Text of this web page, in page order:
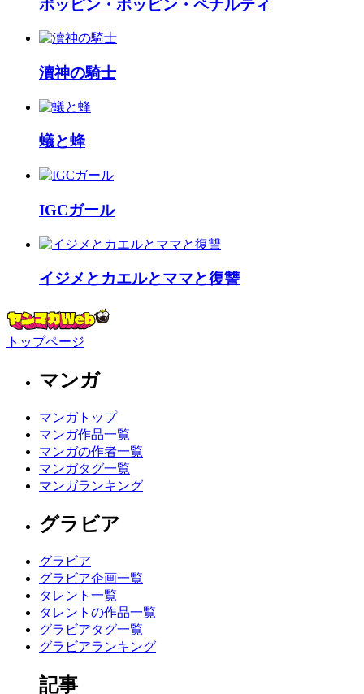
ポッピン・ポッピン・ペナルティ
瀆神の騎士
蟻と蜂
IGCガール
イジメとカエルとママと復讐
トップページ
マンガ
マンガトップ
マンガ作品一覧
マンガの作者一覧
マンガタグ一覧
マンガランキング
グラビア
グラビア
グラビア企画一覧
タレント一覧
タレントの作品一覧
グラビアタグ一覧
グラビアランキング
記事